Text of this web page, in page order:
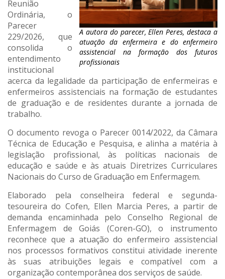
A autora do parecer, Ellen Peres, destaca a
atuação da enfermeira e do enfermeiro
assistencial na formação dos futuros
profissionais
Reunião
Ordinária, o
Parecer
229/2026, que
consolida o
entendimento
institucional
acerca da legalidade da participação de enfermeiras e
enfermeiros assistenciais na formação de estudantes
de graduação e de residentes durante a jornada de
trabalho.
O documento revoga o Parecer 0014/2022, da Câmara
Técnica de Educação e Pesquisa, e alinha a matéria à
legislação profissional, às políticas nacionais de
educação e saúde e às atuais Diretrizes Curriculares
Nacionais do Curso de Graduação em Enfermagem.
Elaborado pela conselheira federal e segunda-
tesoureira do Cofen, Ellen Marcia Peres, a partir de
demanda encaminhada pelo Conselho Regional de
Enfermagem de Goiás (Coren-GO), o instrumento
reconhece que a atuação do enfermeiro assistencial
nos processos formativos constitui atividade inerente
às suas atribuições legais e compatível com a
organização contemporânea dos serviços de saúde.